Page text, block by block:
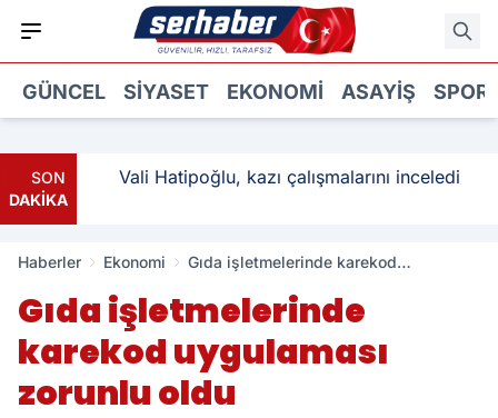
GÜNCEL SIYASET EKONOMI ASAYIŞ SPOR
SON
DAKİKA
Vali Hatipoğlu, kazı çalışmalarını inceledi
Haberler Ekonomi
Gıda işletmelerinde karekod
Gıda işletmelerinde
karekod uygulaması
zorunlu oldu